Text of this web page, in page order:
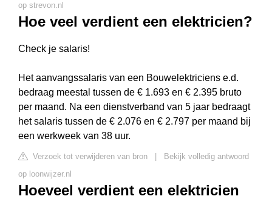
op strevon.nl
Hoe veel verdient een elektricien?
Check je salaris!
Het aanvangssalaris van een Bouwelektriciens e.d.
bedraag meestal tussen de € 1.693 en € 2.395 bruto
per maand. Na een dienstverband van 5 jaar bedraagt
het salaris tussen de € 2.076 en € 2.797 per maand bij
een werkweek van 38 uur.
Verzoek tot verwijderen van bron
Bekijk volledig antwoord
op loonwijzer.nl
Hoeveel verdient een elektricien